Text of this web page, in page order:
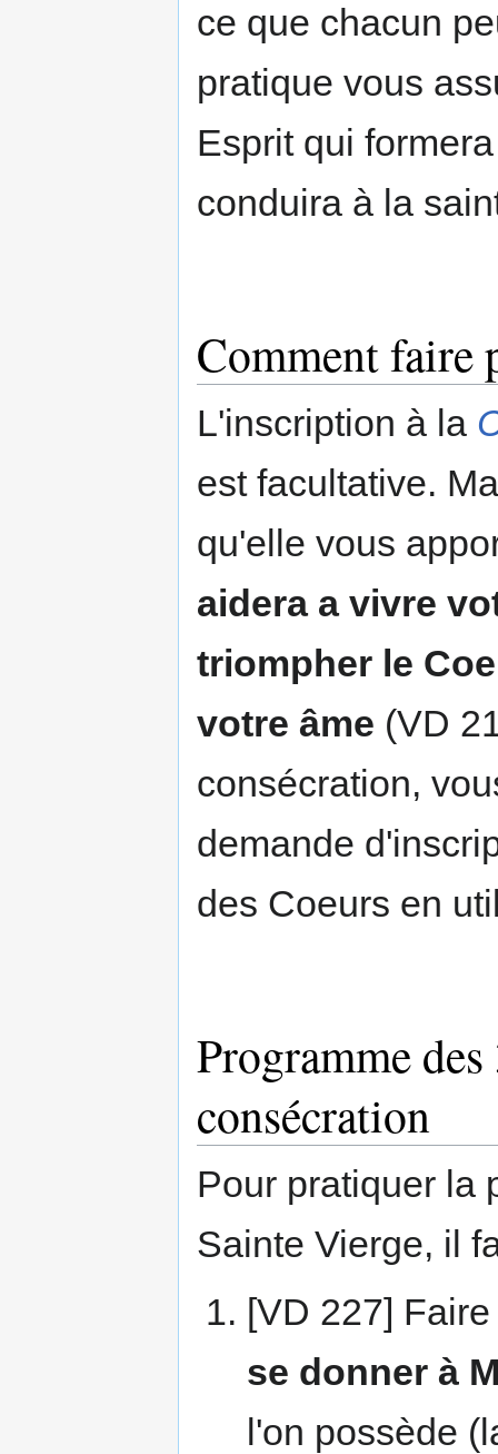
ce que chacun
pratique vous
Esprit qui
conduira à la
Comment faire
L'inscription à la
est facultative.
qu'elle vous
aidera a vivre
triompher le
votre âme (VD
consécration,
demande
des Coeurs en
Programme
consécration
Pour pratiquer la
Sainte Vierge, il
[VD 227]
se donner à
l'on possède